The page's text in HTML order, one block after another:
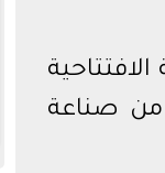
من صناعة